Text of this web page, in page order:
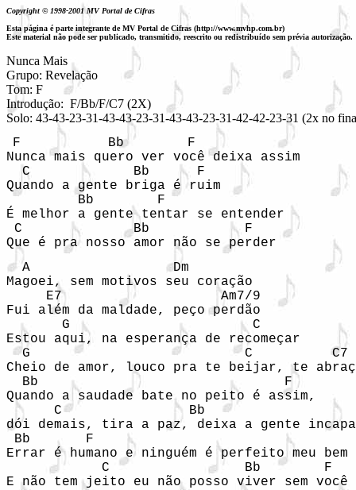
Copyright © 1998-2001 MV Portal de Cifras
Esta página é parte integrante de MV Portal de Cifras (http://www.mvhp.com.br)
Este material não pode ser publicado, transmitido, reescrito ou redistribuído sem prévia autorização.
Nunca Mais
Grupo: Revelação
Tom: F
Introdução:  F/Bb/F/C7 (2X)
Solo: 43-43-23-31-43-43-23-31-43-43-23-31-42-42-23-31 (2x no
F           Bb        F
Nunca mais quero ver você deixa assim
  C             Bb      F
Quando a gente briga é ruim
         Bb        F
É melhor a gente tentar se entender
C              Bb            F
Que é pra nosso amor não se perder
  A                  Dm
Magoei, sem motivos seu coração
     E7                    Am7/9
Fui além da maldade, peço perdão
       G                       C
Estou aqui, na esperança de recomeçar
  G                           C          C7
Cheio de amor, louco pra te beijar, te
  Bb                               F
Quando a saudade bate no peito é assim,
C                Bb
dói demais, tira a paz, deixa a gente
Bb       F
Errar é humano e ninguém é perfeito meu bem
            C                 Bb        F
E não tem jeito eu não posso viver sem você